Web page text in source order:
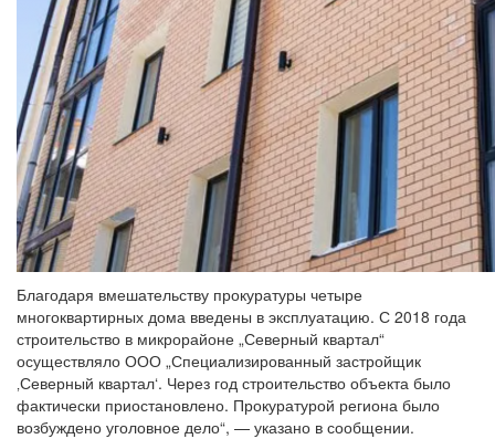
Благодаря вмешательству прокуратуры четыре
многоквартирных дома введены в эксплуатацию. С 2018 года
строительство в микрорайоне „Северный квартал“
осуществляло ООО „Специализированный застройщик
‚Северный квартал‘. Через год строительство объекта было
фактически приостановлено. Прокуратурой региона было
возбуждено уголовное дело“, — указано в сообщении.